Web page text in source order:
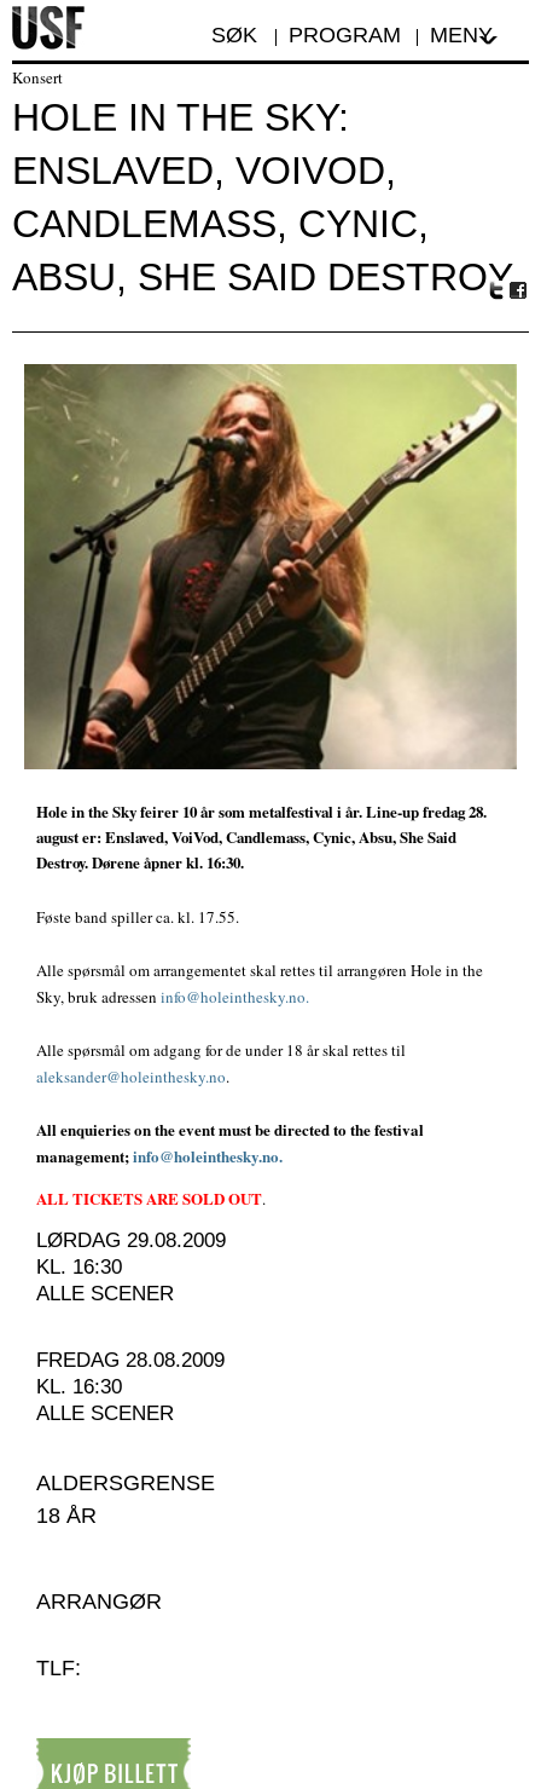
SØK PROGRAM MENY
Konsert
HOLE IN THE SKY:
ENSLAVED, VOIVOD,
CANDLEMASS, CYNIC,
ABSU, SHE SAID DESTROY.
r
oo
k
Hole in the Sky feirer 10 år som metalfestival i år. Line-up fredag 28.
august er: Enslaved, VoiVod, Candlemass, Cynic, Absu, She Said
Destroy. Dørene åpner kl. 16:30.
Føste band spiller ca. kl. 17.55.
Alle spørsmål om arrangementet skal rettes til arrangøren Hole in the
Sky, bruk adressen info@holeinthesky.no.
Alle spørsmål om adgang for de under 18 år skal rettes til
aleksander@holeinthesky.no.
All enquieries on the event must be directed to the festival
management;info@holeinthesky.no.
ALL TICKETS ARE SOLD OUT.
LØRDAG 29.08.2009
KL. 16:30
ALLE SCENER
FREDAG 28.08.2009
KL. 16:30
ALLE SCENER
ALDERSGRENSE
18 ÅR
ARRANGØR
TLF: